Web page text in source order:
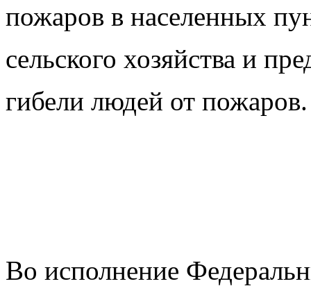
пожаров в населенных
сельского хозяйства и
гибели людей от пожаров.
Во исполнение